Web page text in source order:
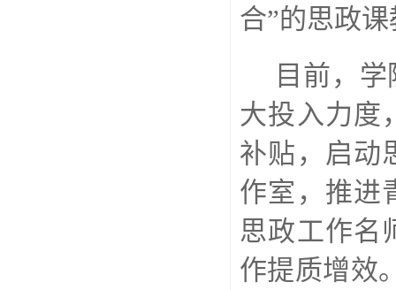
合”的思政
目前，
大投入力度
补贴，启动
作室，推进
思政工作名
作提质增效